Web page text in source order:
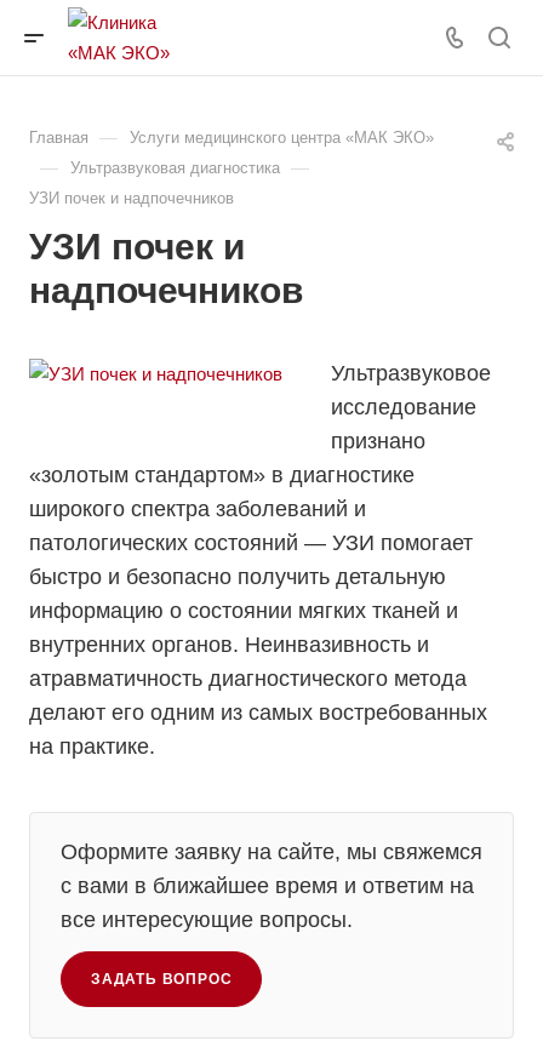
Главная — Услуги медицинского центра «МАК ЭКО»
— Ультразвуковая диагностика —
УЗИ почек и надпочечников
УЗИ почек и
надпочечников
Ультразвуковое
исследование
признано
«золотым стандартом» в диагностике
широкого спектра заболеваний и
патологических состояний — УЗИ помогает
быстро и безопасно получить детальную
информацию о состоянии мягких тканей и
внутренних органов. Неинвазивность и
атравматичность диагностического метода
делают его одним из самых востребованных
на практике.
Оформите заявку на сайте, мы свяжемся
с вами в ближайшее время и ответим на
все интересующие вопросы.
ЗАДАТЬ ВОПРОС